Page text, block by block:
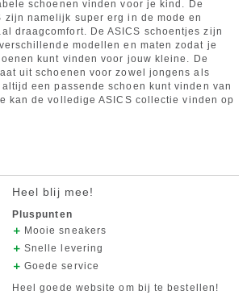
schoenen vinden voor je kind. De
zijn namelijk super erg in de mode en
draagcomfort. De ASICS schoentjes zijn
modellen en maten zodat je
kunt vinden voor jouw kleine. De
uit schoenen voor zowel jongens als
een passende schoen kunt vinden van
kan de volledige ASICS collectie vinden op
Heel blij mee!
Pluspunten
Mooie sneakers
Snelle levering
Goede service
Heel goede website om bij te bestellen!